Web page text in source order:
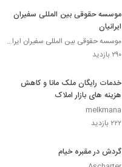
موسسه حقوقی بین المللی سفیران
ایرانیان
موسسه حقوقی بین المللی سفیران ایرانیان
۲۹۰ بازدید
خدمات رایگان ملک مانا و کاهش
هزینه های بازار املاک
melkmana
۲۲۲ بازدید
گردش در مقبره خیام